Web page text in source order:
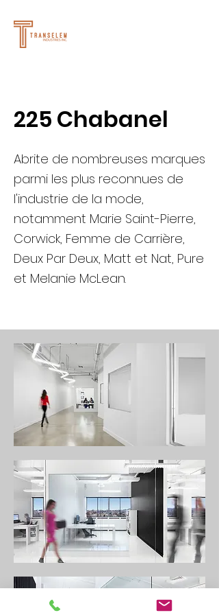
225 Chabanel
Abrite de nombreuses marques
parmi les plus reconnues de
l'industrie de la mode,
notamment Marie Saint-Pierre,
Corwick, Femme de Carrière,
Deux Par Deux, Matt et Nat, Pure
et Melanie McLean.